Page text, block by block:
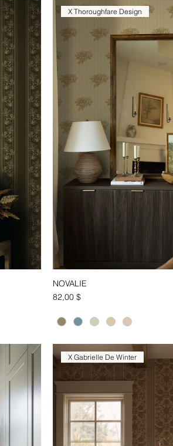
X Thoroughfare Design
NOVALIE
Prix
82,00 $
X Gabrielle De Winter